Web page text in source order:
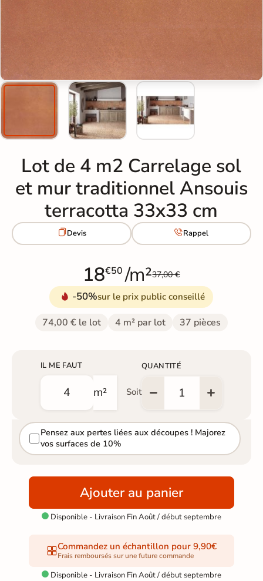
Lot de 4 m2 Carrelage sol
et mur traditionnel Ansouis
terracotta 33x33 cm
Devis Rappel
18€50 /m²37,00 €
-50%sur le prix public conseillé
74,00 € le lot 4 m² par lot 37 pièces
IL ME FAUT
m² Soit
QUANTITÉ
Pensez aux pertes liées aux découpes ! Majorez
vos surfaces de 10%
Ajouter au panier
 Disponible - Livraison Fin Août / début septembre
Commandez un échantillon pour 9,90€
Frais remboursés sur une future commande
 Disponible - Livraison Fin Août / début septembre